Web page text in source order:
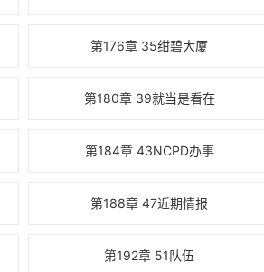
第176章 35绀碧大厦
第180章 39就当是看在
第184章 43NCPD办事
第188章 47近期情报
第192章 51队伍